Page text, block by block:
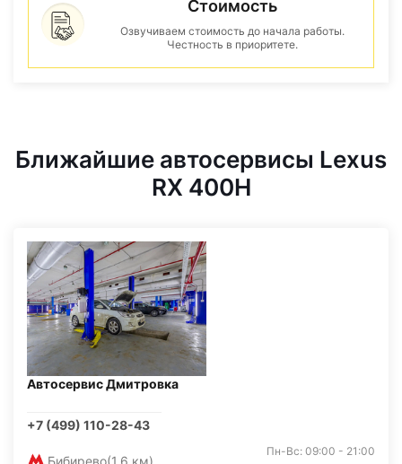
Стоимость
Озвучиваем стоимость до начала работы.
Честность в приоритете.
Ближайшие автосервисы Lexus
RX 400H
Автосервис Дмитровка
+7 (499) 110-28-43
Пн-Вс: 09:00 - 21:00